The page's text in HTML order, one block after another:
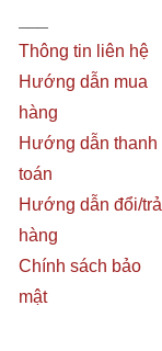
Thông tin liên hệ
Hướng dẫn mua
hàng
Hướng dẫn thanh
toán
Hướng dẫn đổi/trả
hàng
Chính sách bảo
mật